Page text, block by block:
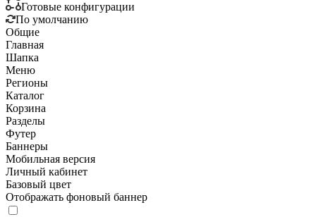
Готовые конфигурации
По умолчанию
Общие
Главная
Шапка
Меню
Регионы
Каталог
Корзина
Разделы
Футер
Баннеры
Мобильная версия
Личный кабинет
Базовый цвет
Отображать фоновый баннер